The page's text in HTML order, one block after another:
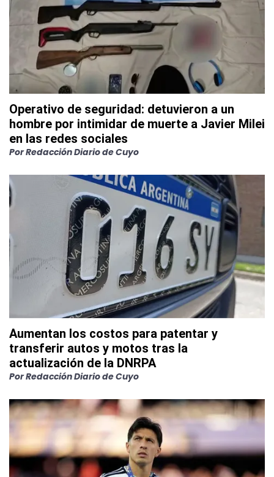
Operativo de seguridad: detuvieron a un
hombre por intimidar de muerte a Javier Milei
en las redes sociales
PorRedacción Diario de Cuyo
Aumentan los costos para patentar y
transferir autos y motos tras la
actualización de la DNRPA
PorRedacción Diario de Cuyo